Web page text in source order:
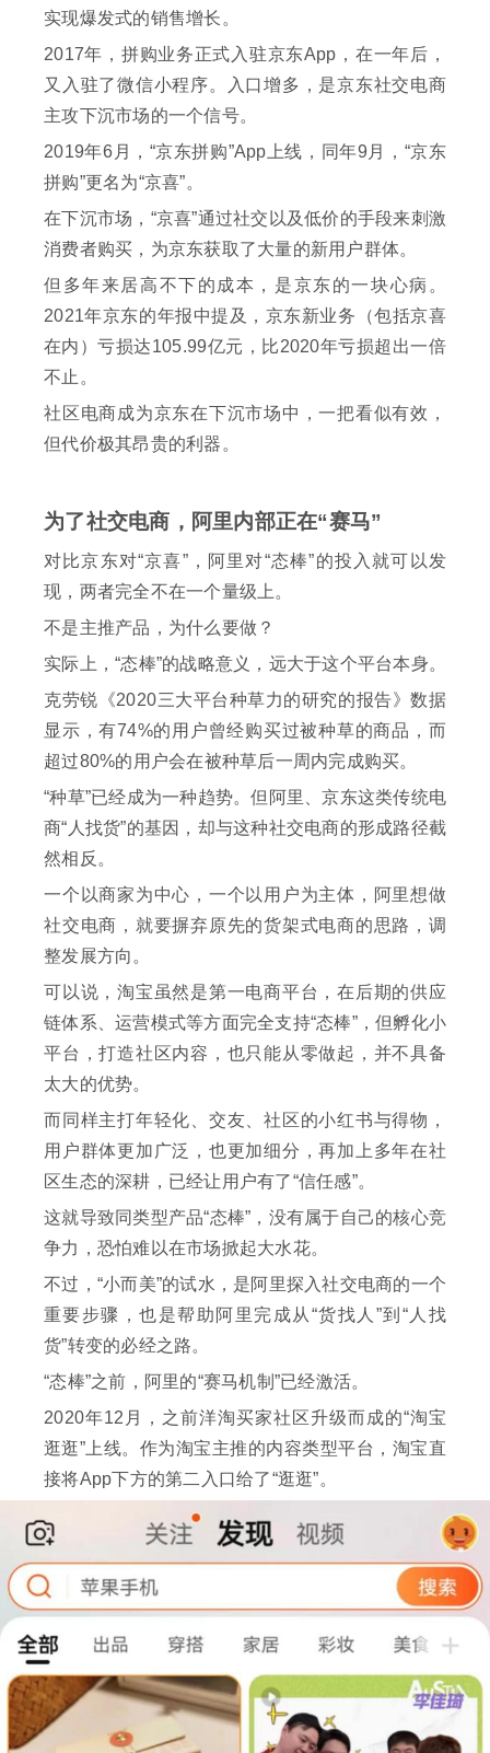
实现爆发式的销售增长。
2017年，拼购业务正式入驻京东App，在一年后，
又入驻了微信小程序。入口增多，是京东社交电商
主攻下沉市场的一个信号。
2019年6月，“京东拼购”App上线，同年9月，“京东
拼购”更名为“京喜”。
在下沉市场，“京喜”通过社交以及低价的手段来刺激
消费者购买，为京东获取了大量的新用户群体。
但多年来居高不下的成本，是京东的一块心病。
2021年京东的年报中提及，京东新业务（包括京喜
在内）亏损达105.99亿元，比2020年亏损超出一倍
不止。
社区电商成为京东在下沉市场中，一把看似有效，
但代价极其昂贵的利器。
为了社交电商，阿里内部正在“赛马”
对比京东对“京喜”，阿里对“态棒”的投入就可以发
现，两者完全不在一个量级上。
不是主推产品，为什么要做？
实际上，“态棒”的战略意义，远大于这个平台本身。
克劳锐《2020三大平台种草力的研究的报告》数据
显示，有74%的用户曾经购买过被种草的商品，而
超过80%的用户会在被种草后一周内完成购买。
“种草”已经成为一种趋势。但阿里、京东这类传统电
商“人找货”的基因，却与这种社交电商的形成路径截
然相反。
一个以商家为中心，一个以用户为主体，阿里想做
社交电商，就要摒弃原先的货架式电商的思路，调
整发展方向。
可以说，淘宝虽然是第一电商平台，在后期的供应
链体系、运营模式等方面完全支持“态棒”，但孵化小
平台，打造社区内容，也只能从零做起，并不具备
太大的优势。
而同样主打年轻化、交友、社区的小红书与得物，
用户群体更加广泛，也更加细分，再加上多年在社
区生态的深耕，已经让用户有了“信任感”。
这就导致同类型产品“态棒”，没有属于自己的核心竞
争力，恐怕难以在市场掀起大水花。
不过，“小而美”的试水，是阿里探入社交电商的一个
重要步骤，也是帮助阿里完成从“货找人”到“人找
货”转变的必经之路。
“态棒”之前，阿里的“赛马机制”已经激活。
2020年12月，之前洋淘买家社区升级而成的“淘宝
逛逛”上线。作为淘宝主推的内容类型平台，淘宝直
接将App下方的第二入口给了“逛逛”。